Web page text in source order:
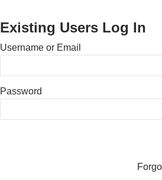
Existing Users Log In
Username or Email
Password